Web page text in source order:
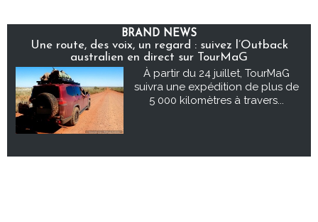
BRAND NEWS
Une route, des voix, un regard : suivez l’Outback
australien en direct sur TourMaG
À partir du 24 juillet, TourMaG
suivra une expédition de plus de
5 000 kilomètres à travers...